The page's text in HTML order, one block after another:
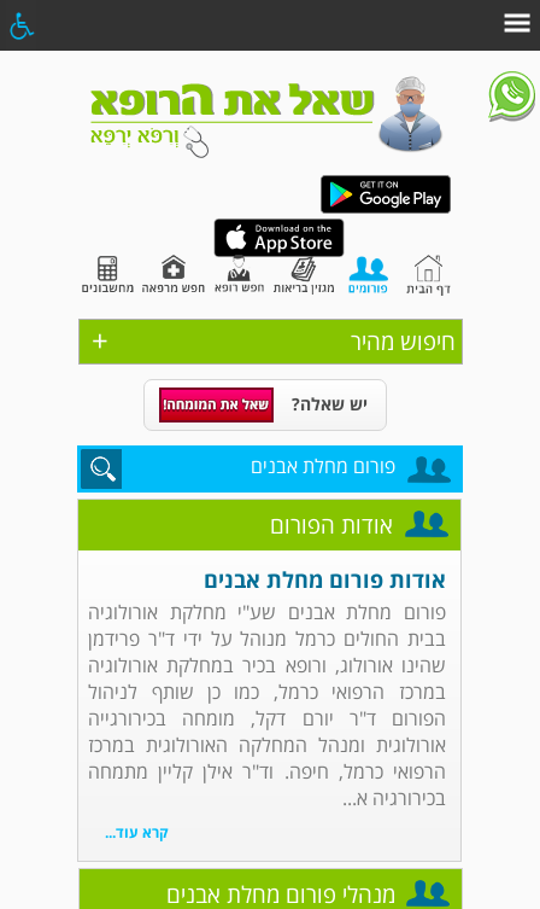
+ חיפוש מהיר
יש שאלה?
פורום מחלת אבנים
אודות הפורום
אודות פורום מחלת אבנים
פורום מחלת אבנים שע"י מחלקת אורולוגיה
בבית החולים כרמל מנוהל על ידי ד"ר פרידמן
שהינו אורולוג, ורופא בכיר במחלקת אורולוגיה
במרכז הרפואי כרמל, כמו כן שותף לניהול
הפורום ד"ר יורם דקל, מומחה בכירורגייה
אורולוגית ומנהל המחלקה האורולוגית במרכז
הרפואי כרמל, חיפה. וד"ר אילן קליין מתמחה
בכירורגיה א...
קרא עוד...
מנהלי פורום מחלת אבנים